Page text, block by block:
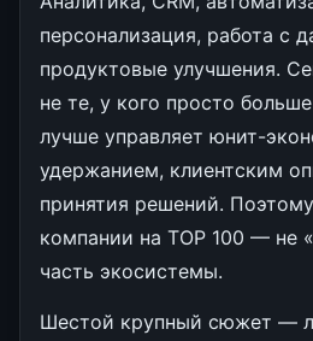
персонализация, работа с
продуктовые улучшения.
не те, у кого просто
лучше управляет юнит-
удержанием, клиентским
принятия решений.
компании на TOP 100 — не
часть экосистемы.
Шестой крупный сюжет —